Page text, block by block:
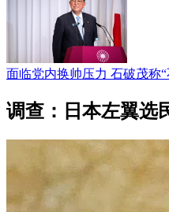
面临党内换帅压力 石破茂称
调查：日本左翼选